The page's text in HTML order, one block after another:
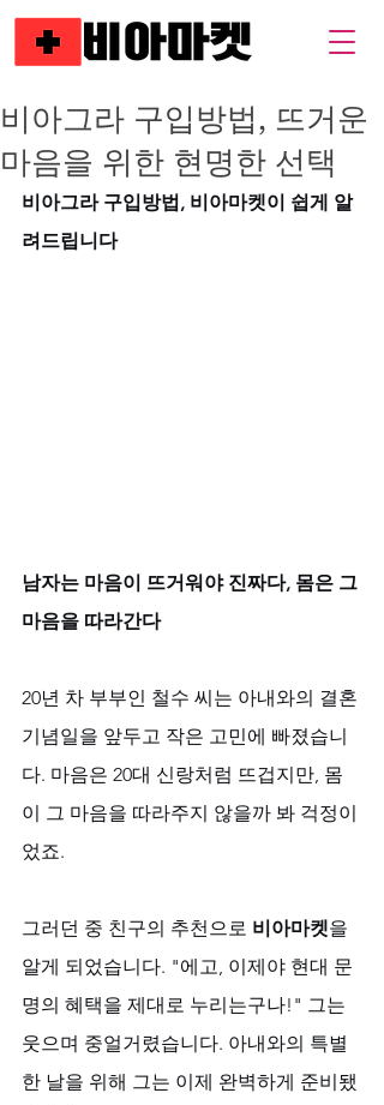
비아그라 구입방법, 뜨거운
마음을 위한 현명한 선택
비아그라 구입방법, 비아마켓이 쉽게 알
려드립니다
남자는 마음이 뜨거워야 진짜다, 몸은 그
마음을 따라간다
20년 차 부부인 철수 씨는 아내와의 결혼
기념일을 앞두고 작은 고민에 빠졌습니
다. 마음은 20대 신랑처럼 뜨겁지만, 몸
이 그 마음을 따라주지 않을까 봐 걱정이
었죠.
그러던 중 친구의 추천으로 비아마켓을
알게 되었습니다. "에고, 이제야 현대 문
명의 혜택을 제대로 누리는구나!" 그는
웃으며 중얼거렸습니다. 아내와의 특별
한 날을 위해 그는 이제 완벽하게 준비됐